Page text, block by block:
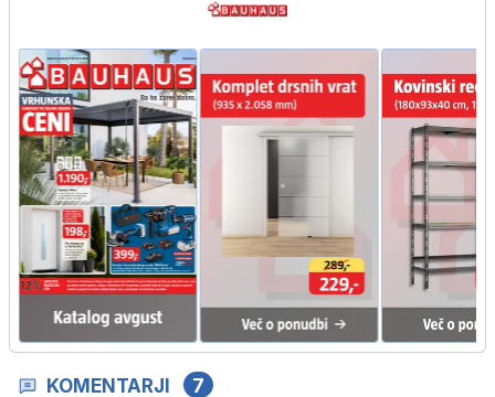
KOMENTARJI 7